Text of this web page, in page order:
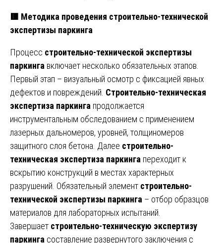
🟥 Методика проведения строительно-технической
экспертизы паркинга
Процесс строительно-технической экспертизы
паркинга включает несколько обязательных этапов.
Первый этап – визуальный осмотр с фиксацией явных
дефектов и повреждений. Строительно-техническая
экспертиза паркинга продолжается
инструментальным обследованием с применением
лазерных дальномеров, уровней, толщиномеров
защитного слоя бетона. Далее строительно-
техническая экспертиза паркинга переходит к
вскрытию конструкций в местах характерных
разрушений. Обязательный элемент строительно-
технической экспертизы паркинга – отбор образцов
материалов для лабораторных испытаний.
Завершает строительно-техническую экспертизу
паркинга составление развернутого заключения с